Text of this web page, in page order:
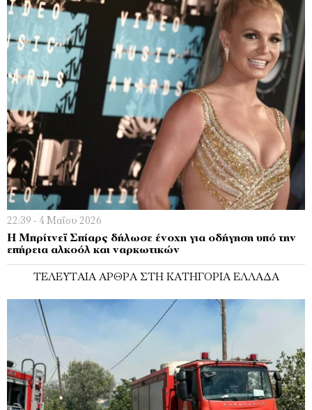
22:39 - 4 Μαΐου 2026
Η Μπρίτνεϊ Σπίαρς δήλωσε ένοχη για οδήγηση υπό την
επήρεια αλκοόλ και ναρκωτικών
ΤΕΛΕΥΤΑΊΑ ΆΡΘΡΑ ΣΤΗ ΚΑΤΗΓΟΡΊΑ ΕΛΛΆΔΑ